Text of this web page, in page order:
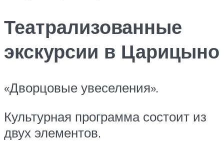
Театрализованные
экскурсии в Царицыно
«Дворцовые увеселения».
Культурная программа состоит из
двух элементов.